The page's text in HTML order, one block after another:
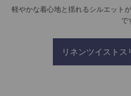
軽やかな着心地と揺れるシルエット
で
リネンツイストス